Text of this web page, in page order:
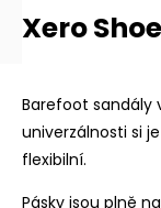
Xero
Barefoot sandály
univerzálnosti si
flexibilní.
Pásky jsou plně